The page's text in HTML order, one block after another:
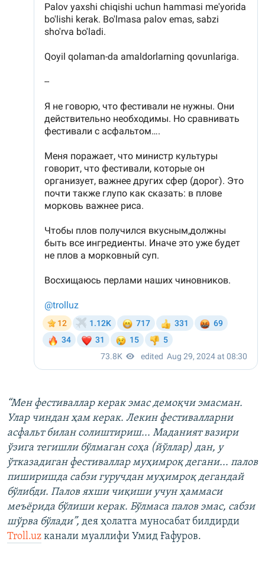
“Мен фестиваллар керак эмас демоқчи эмасман.
Улар чиндан ҳам керак. Лекин фестивалларни
асфальт билан солиштириш... Маданият вазири
ўзига тегишли бўлмаган соҳа (йўллар) дан, у
ўтказадиган фестиваллар муҳимроқ дегани... палов
пиширишда сабзи гуручдан муҳимроқ дегандай
бўлибди. Палов яхши чиқиши учун ҳаммаси
меъёрида бўлиши керак. Бўлмаса палов эмас, сабзи
шўрва бўлади”, дея ҳолатга муносабат билдирди
Troll.uz канали муаллифи Умид Ғафуров.